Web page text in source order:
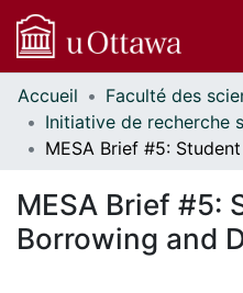
Communautés
et collections
Parcourir
À propos
Accueil
MESA Brief #5:
Borrowing and